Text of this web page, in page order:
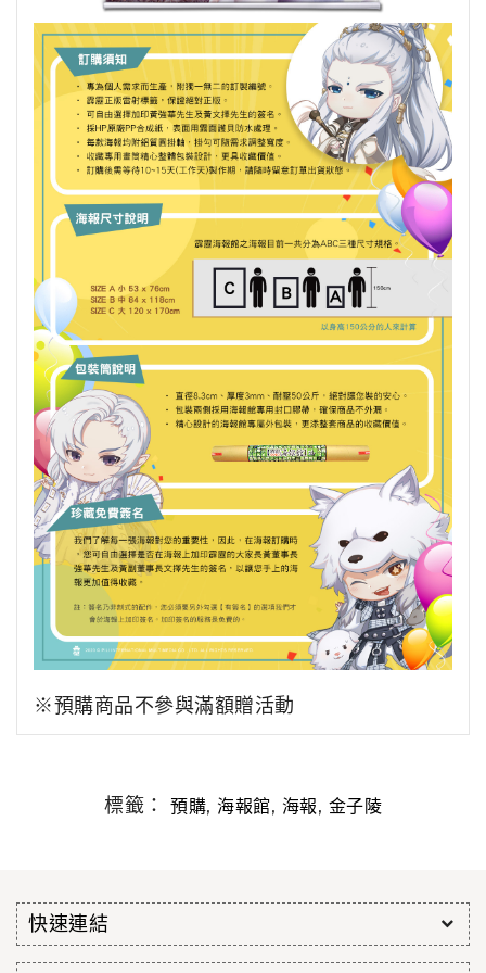
※預購商品不參與滿額贈活動
標籤： 預購, 海報館, 海報, 金子陵
快速連結